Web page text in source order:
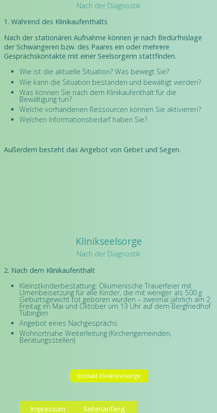
Nach der Diagnostik
1. Während des Klinikaufenthalts
Nach der stationären Aufnahme können je nach Bedürfnislage
der Schwangeren bzw. des Paares ein oder mehrere
Gesprächskontakte mit einer Seelsorgerin stattfinden.
Wie ist die aktuelle Situation? Was bewegt Sie?
Wie kann die Situation bestanden und bewältigt werden?
Was können Sie nach dem Klinikaufenthalt für die
Bewältigung tun?
Welche vorhandenen Ressourcen können Sie aktivieren?
Welchen Informationsbedarf haben Sie?
Außerdem besteht das Angebot von Gebet und Segen.
Klinikseelsorge
Nach der Diagnostik
2. Nach dem Klinikaufenthalt
Kleinstkinderbestattung: Ökumenische Trauerfeier mit
Urnenbeisetzung für alle Kinder, die mit weniger als 500 g
Geburtsgewicht tot geboren wurden – zweimal jährlich am 2.
Freitag im Mai und Oktober um 13 Uhr auf dem Bergfriedhof
Tübingen
Angebot eines Nachgesprächs
Wohnortnahe Weiterleitung (Kirchengemeinden,
Beratungsstellen)
Kontakt Klinikseelsorge
Impressum Seitenanfang